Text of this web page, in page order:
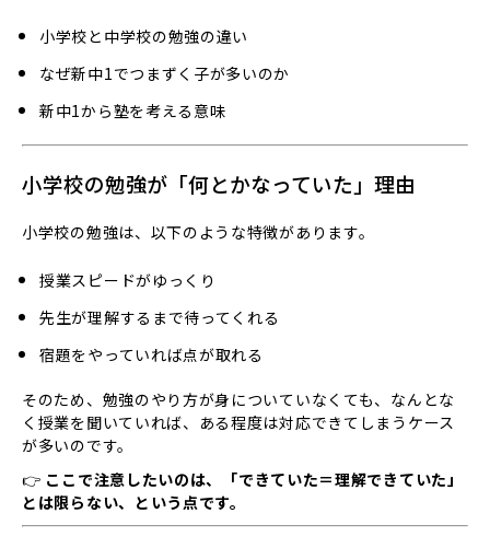
小学校と中学校の勉強の違い
なぜ新中1でつまずく子が多いのか
新中1から塾を考える意味
小学校の勉強が「何とかなっていた」理由
小学校の勉強は、以下のような特徴があります。
授業スピードがゆっくり
先生が理解するまで待ってくれる
宿題をやっていれば点が取れる
そのため、勉強のやり方が身についていなくても、なんとな
く授業を聞いていれば、ある程度は対応できてしまうケース
が多いのです。
👉 ここで注意したいのは、「できていた＝理解できていた」
とは限らない、という点です。